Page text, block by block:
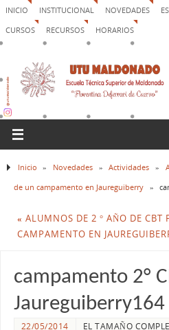
INICIO INSTITUCIONAL NOVEDADES
CURSOS
RECURSOS HORARIOS
Inicio » Novedades » Actividades »
de un campamento en Jaureguiberry »
« ALUMNOS DE 2 ° AÑO DE CBT
CAMPAMENTO EN
campamento 2°
Jaureguiberry164
22/05/2014 EL TAMAÑO